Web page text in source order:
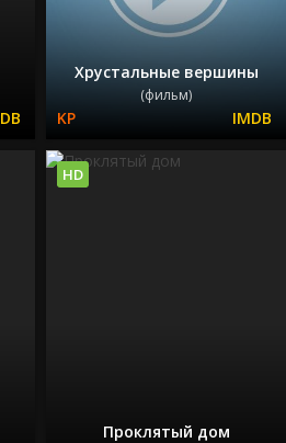
Хрустальные вершины
(фильм)
Проклятый дом
HD